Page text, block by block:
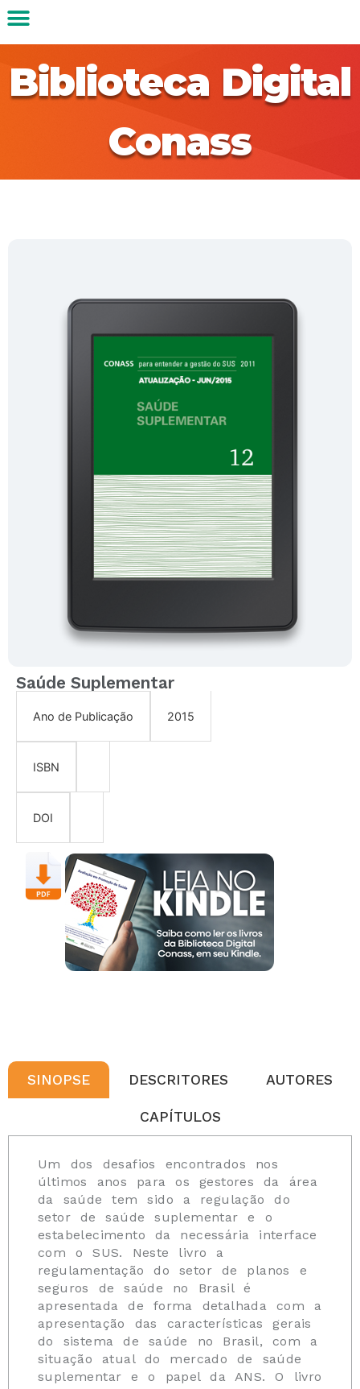
Biblioteca Digital
Conass
Saúde Suplementar
Ano de Publicação 2015
ISBN
DOI
SINOPSE DESCRITORES AUTORES
CAPÍTULOS
Um dos desafios encontrados nos
últimos anos para os gestores da área
da saúde tem sido a regulação do
setor de saúde suplementar e o
estabelecimento da necessária interface
com o SUS. Neste livro a
regulamentação do setor de planos e
seguros de saúde no Brasil é
apresentada de forma detalhada com a
apresentação das características gerais
do sistema de saúde no Brasil, com a
situação atual do mercado de saúde
suplementar e o papel da ANS. O livro